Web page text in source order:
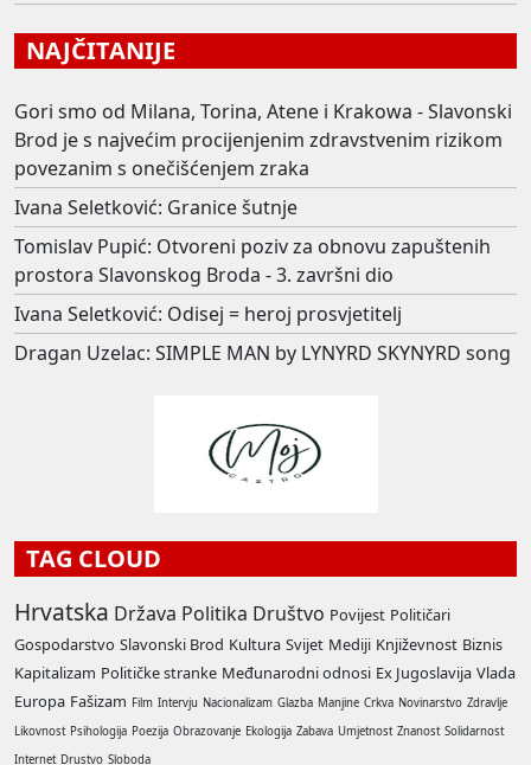
NAJČITANIJE
Gori smo od Milana, Torina, Atene i Krakowa - Slavonski
Brod je s najvećim procijenjenim zdravstvenim rizikom
povezanim s onečišćenjem zraka
Ivana Seletković: Granice šutnje
Tomislav Pupić: Otvoreni poziv za obnovu zapuštenih
prostora Slavonskog Broda - 3. završni dio
Ivana Seletković: Odisej = heroj prosvjetitelj
Dragan Uzelac: SIMPLE MAN by LYNYRD SKYNYRD song
TAG CLOUD
Hrvatska Država Politika Društvo Povijest Političari
Gospodarstvo Slavonski Brod Kultura Svijet Mediji Književnost Biznis
Kapitalizam Političke stranke Međunarodni odnosi Ex Jugoslavija Vlada
Europa Fašizam Film Intervju Nacionalizam Glazba Manjine Crkva Novinarstvo Zdravlje
Likovnost Psihologija Poezija Obrazovanje Ekologija Zabava Umjetnost Znanost Solidarnost
Internet Drustvo Sloboda